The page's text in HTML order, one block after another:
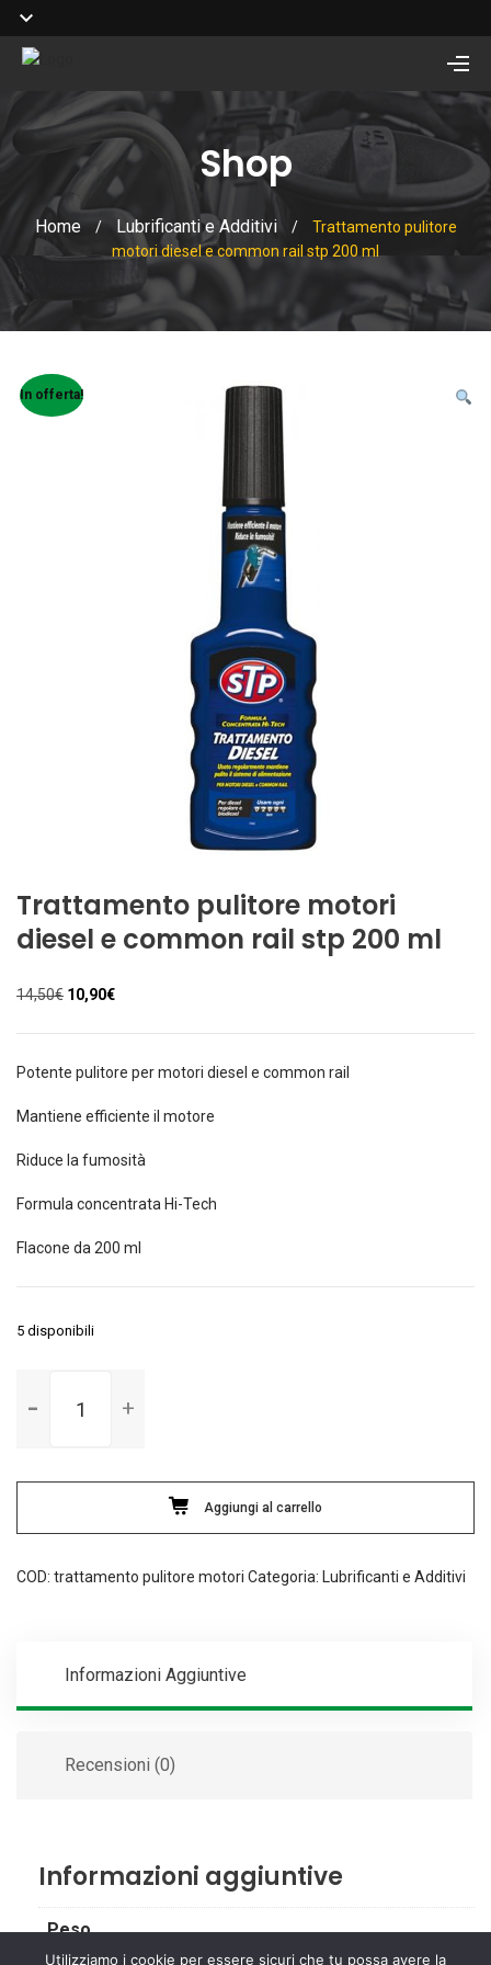
Shop
Home / Lubrificanti e Additivi /
Trattamento pulitore
motori diesel e common rail stp 200 ml
In offerta!
Trattamento pulitore motori
diesel e common rail stp 200 ml
14,50€ Il
originale
14,50€.
10,90€Il
attuale
10,90€.
Potente pulitore per motori diesel e common rail
Mantiene efficiente il motore
Riduce la fumosità
Formula concentrata Hi-Tech
Flacone da 200 ml
5 disponibili
pulitore
e
rail
stp
Aggiungi al carrello
COD: trattamento pulitore motori Categoria: Lubrificanti e Additivi
Informazioni Aggiuntive
Recensioni (0)
Informazioni aggiuntive
Peso
Utilizziamo i cookie per essere sicuri che tu possa avere la